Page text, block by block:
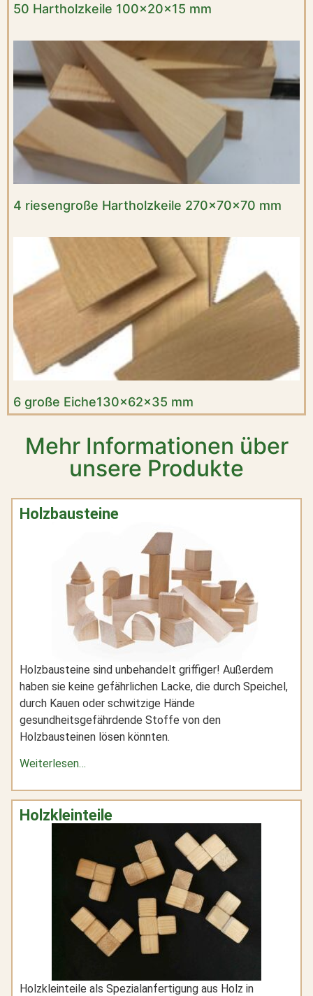
50 Hartholzkeile 100x20x15 mm
4 riesengroße Hartholzkeile 270x70x70 mm
6 große Eiche130x62x35 mm
Mehr Informationen über
unsere Produkte
Holzbausteine
Holzbausteine sind unbehandelt griffiger! Außerdem
haben sie keine gefährlichen Lacke, die durch Speichel,
durch Kauen oder schwitzige Hände
gesundheitsgefährdende Stoffe von den
Holzbausteinen lösen könnten.
Weiterlesen…
Holzkleinteile
Holzkleinteile als Spezialanfertigung aus Holz in